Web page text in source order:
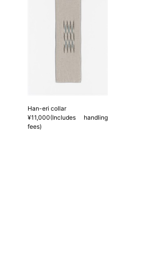
Han-eri collar
¥11,000(Includes handling
fees)